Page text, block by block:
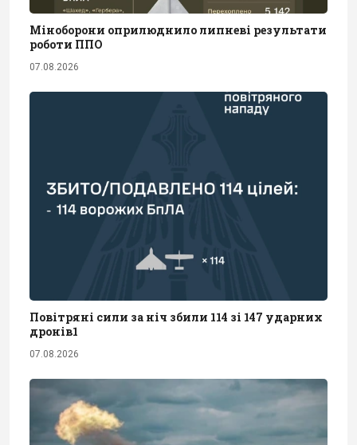
Міноборони оприлюднило липневі результати
роботи ППО
07.08.2026
Повітряні сили за ніч збили 114 зі 147 ударних
дронів1
07.08.2026